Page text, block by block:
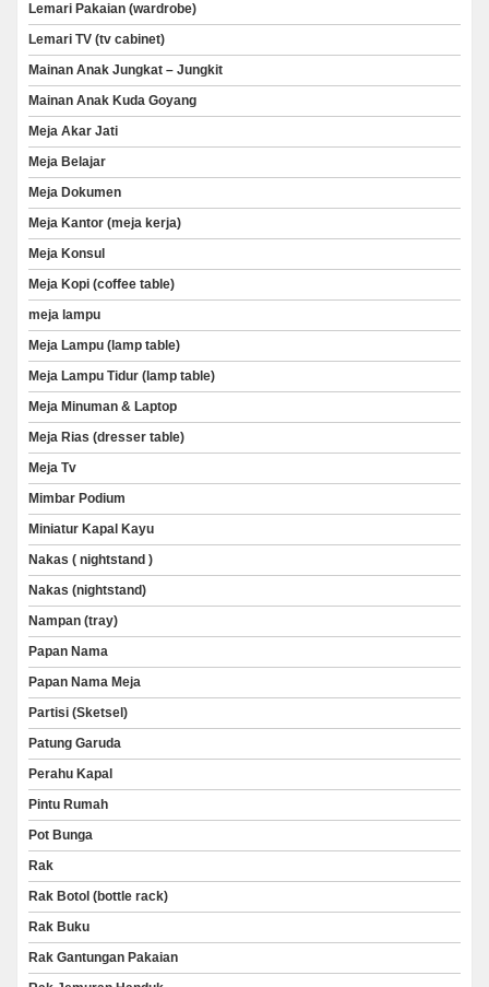
Lemari Pakaian (wardrobe)
Lemari TV (tv cabinet)
Mainan Anak Jungkat – Jungkit
Mainan Anak Kuda Goyang
Meja Akar Jati
Meja Belajar
Meja Dokumen
Meja Kantor (meja kerja)
Meja Konsul
Meja Kopi (coffee table)
meja lampu
Meja Lampu (lamp table)
Meja Lampu Tidur (lamp table)
Meja Minuman & Laptop
Meja Rias (dresser table)
Meja Tv
Mimbar Podium
Miniatur Kapal Kayu
Nakas ( nightstand )
Nakas (nightstand)
Nampan (tray)
Papan Nama
Papan Nama Meja
Partisi (Sketsel)
Patung Garuda
Perahu Kapal
Pintu Rumah
Pot Bunga
Rak
Rak Botol (bottle rack)
Rak Buku
Rak Gantungan Pakaian